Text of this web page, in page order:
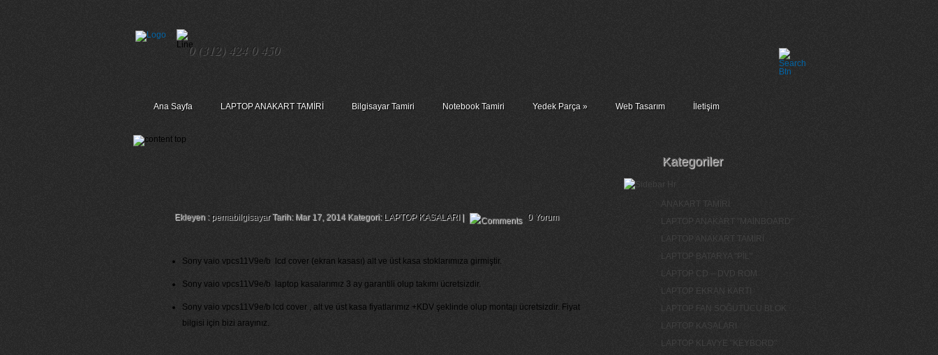
0 (312) 424 0 450
Ana Sayfa LAPTOP ANAKART TAMİRİ Bilgisayar Tamiri Notebook Tamiri Yedek Parça» Web Tasarım İletişim
Ekleyen : pemabilgisayarTarih: Mar 17, 2014 Kategori: LAPTOP KASALARI| 0 Yorum
Sony vaio vpcs11V9e/b lcd cover (ekran kasası) alt ve üst kasa stoklarımıza girmiştir.
Sony vaio vpcs11V9e/b laptop kasalarımız 3 ay garantili olup takımı ücretsizdir.
Sony vaio vpcs11V9e/b lcd cover , alt ve üst kasa fiyatlarımız +KDV şeklinde olup montajı ücretsizdir. Fiyat
bilgisi için bizi arayınız.
Kategoriler
ANAKART TAMİRİ
LAPTOP ANAKART "MAİNBOARD"
LAPTOP ANAKART TAMİRİ
LAPTOP BATARYA "PİL"
LAPTOP CD – DVD ROM
LAPTOP EKRAN KARTI
LAPTOP FAN SOĞUTUCU BLOK
LAPTOP KASALARI
LAPTOP KLAVYE "KEYBORD"